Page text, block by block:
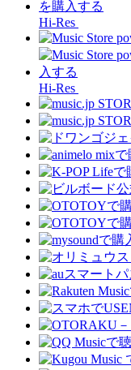
Hi-Res
Hi-Res